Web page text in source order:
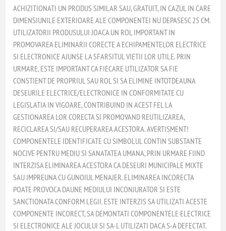
ACHIZITIONATI UN PRODUS SIMILAR SAU, GRATUIT, IN CAZUL IN CARE
DIMENSIUNILE EXTERIOARE ALE COMPONENTEI NU DEPASESC 25 CM.
UTILIZATORII PRODUSULUI JOACA UN ROL IMPORTANT IN
PROMOVAREA ELIMINARII CORECTE A ECHIPAMENTELOR ELECTRICE
SI ELECTRONICE AJUNSE LA SFARSITUL VIETII LOR UTILE. PRIN
URMARE, ESTE IMPORTANT CA FIECARE UTILIZATOR SA FIE
CONSTIENT DE PROPRIUL SAU ROL SI SA ELIMINE INTOTDEAUNA
DESEURILE ELECTRICE/ELECTRONICE IN CONFORMITATE CU
LEGISLATIA IN VIGOARE, CONTRIBUIND IN ACEST FEL LA
GESTIONAREA LOR CORECTA SI PROMOVAND REUTILIZAREA,
RECICLAREA SI/SAU RECUPERAREA ACESTORA. AVERTISMENT!
COMPONENTELE IDENTIFICATE CU SIMBOLUL CONTIN SUBSTANTE
NOCIVE PENTRU MEDIU SI SANATATEA UMANA, PRIN URMARE FIIND
INTERZISA ELIMINAREA ACESTORA CA DESEURI MUNICIPALE MIXTE
SAU IMPREUNA CU GUNOIUL MENAJER. ELIMINAREA INCORECTA
POATE PROVOCA DAUNE MEDIULUI INCONJURATOR SI ESTE
SANCTIONATA CONFORM LEGII. ESTE INTERZIS SA UTILIZATI ACESTE
COMPONENTE INCORECT, SA DEMONTATI COMPONENTELE ELECTRICE
SI ELECTRONICE ALE JOCULUI SI SA-L UTILIZATI DACA S-A DEFECTAT.